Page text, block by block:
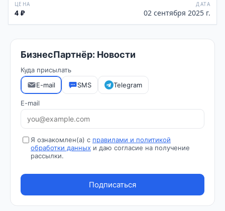
ЦЕНА
4 ₽
ДАТА
02 сентября 2025 г.